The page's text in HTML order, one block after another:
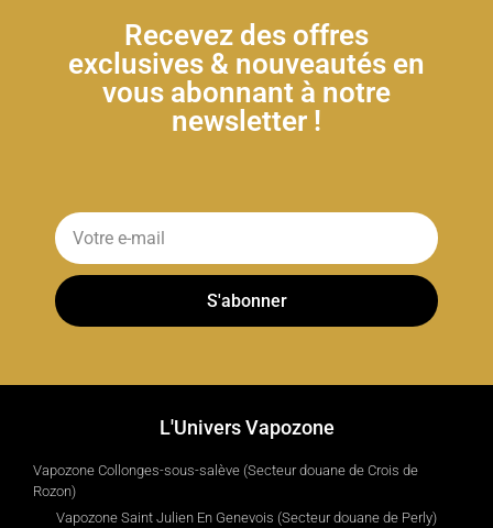
Recevez des offres
exclusives & nouveautés en
vous abonnant à notre
newsletter !
S'abonner
L'Univers Vapozone
Vapozone Collonges-sous-salève (Secteur douane de Crois de
Rozon)
Vapozone Saint Julien En Genevois (Secteur douane de Perly)